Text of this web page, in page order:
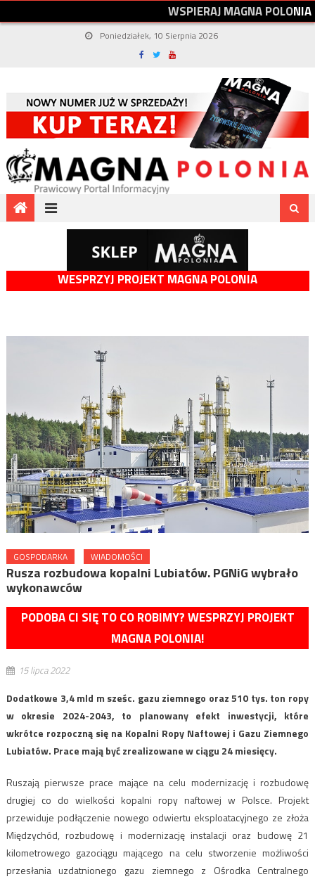
WSPIERAJMAGNAPOLONIA
Poniedziałek, 10 Sierpnia 2026
WESPRZYJ PROJEKT MAGNA POLONIA
GOSPODARKA WIADOMOŚCI
Rusza rozbudowa kopalni Lubiatów. PGNiG wybrało
wykonawców
PODOBA CI SIĘ TO CO ROBIMY? WESPRZYJ PROJEKT
MAGNA POLONIA!
15 lipca 2022
Dodatkowe 3,4 mld m sześc. gazu ziemnego oraz 510 tys. ton ropy
w okresie 2024-2043, to planowany efekt inwestycji, które
wkrótce rozpoczną się na Kopalni Ropy Naftowej i Gazu Ziemnego
Lubiatów. Prace mają być zrealizowane w ciągu 24 miesięcy.
Ruszają pierwsze prace mające na celu modernizację i rozbudowę
drugiej co do wielkości kopalni ropy naftowej w Polsce. Projekt
przewiduje podłączenie nowego odwiertu eksploatacyjnego ze złoża
Międzychód, rozbudowę i modernizację instalacji oraz budowę 21
kilometrowego gazociągu mającego na celu stworzenie możliwości
przesłania uzdatnionego gazu ziemnego z Ośrodka Centralnego